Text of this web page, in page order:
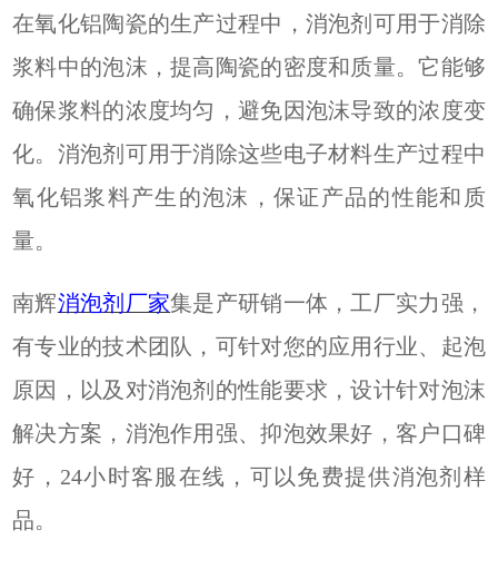
在氧化铝陶瓷的生产过程中，消泡剂可用于消除
浆料中的泡沫，提高陶瓷的密度和质量。它能够
确保浆料的浓度均匀，避免因泡沫导致的浓度变
化。消泡剂可用于消除这些电子材料生产过程中
氧化铝浆料产生的泡沫，保证产品的性能和质
量。
南辉消泡剂厂家集是产研销一体，工厂实力强，
有专业的技术团队，可针对您的应用行业、起泡
原因，以及对消泡剂的性能要求，设计针对泡沫
解决方案，消泡作用强、抑泡效果好，客户口碑
好， 24小时客服在线，可以免费提供消泡剂样
品。